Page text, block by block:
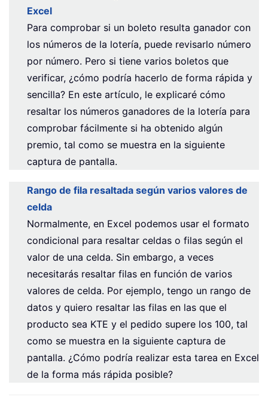
Excel
Para comprobar si un boleto resulta ganador con
los números de la lotería, puede revisarlo número
por número. Pero si tiene varios boletos que
verificar, ¿cómo podría hacerlo de forma rápida y
sencilla? En este artículo, le explicaré cómo
resaltar los números ganadores de la lotería para
comprobar fácilmente si ha obtenido algún
premio, tal como se muestra en la siguiente
captura de pantalla.
Rango de fila resaltada según varios valores de
celda
Normalmente, en Excel podemos usar el formato
condicional para resaltar celdas o filas según el
valor de una celda. Sin embargo, a veces
necesitarás resaltar filas en función de varios
valores de celda. Por ejemplo, tengo un rango de
datos y quiero resaltar las filas en las que el
producto sea KTE y el pedido supere los 100, tal
como se muestra en la siguiente captura de
pantalla. ¿Cómo podría realizar esta tarea en Excel
de la forma más rápida posible?